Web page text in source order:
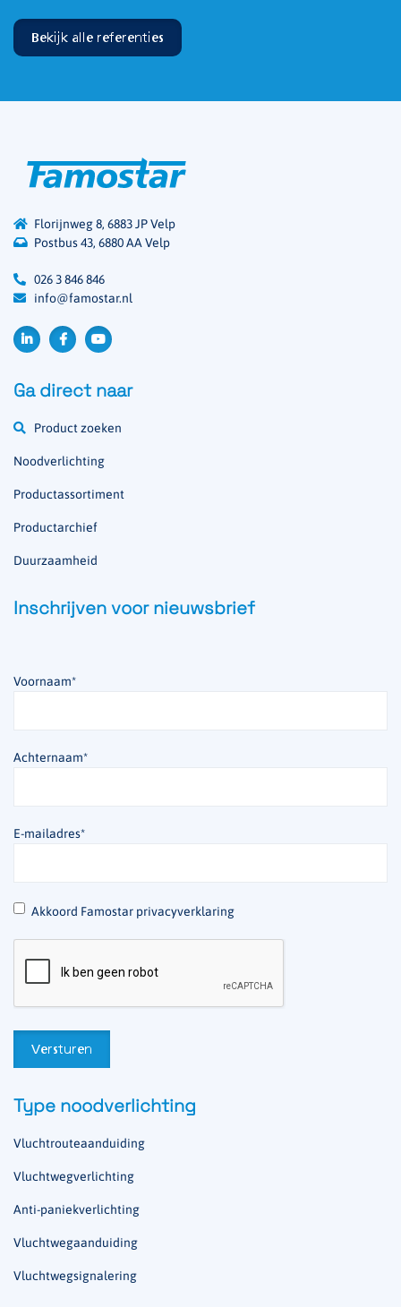
Bekijk alle referenties
Florijnweg 8, 6883 JP Velp
Postbus 43, 6880 AA Velp
026 3 846 846
info@famostar.nl
Ga direct naar
Product zoeken
Noodverlichting
Productassortiment
Productarchief
Duurzaamheid
Inschrijven voor nieuwsbrief
Voornaam*
Achternaam*
E-mailadres*
* Akkoord Famostar privacyverklaring
Type noodverlichting
Vluchtrouteaanduiding
Vluchtwegverlichting
Anti-paniekverlichting
Vluchtwegaanduiding
Vluchtwegsignalering